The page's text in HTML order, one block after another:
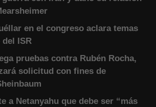
en el congreso aclara temas
del ISR
pruebas contra Rubén Rocha,
solicitud con fines de
a Netanyahu que debe ser “más